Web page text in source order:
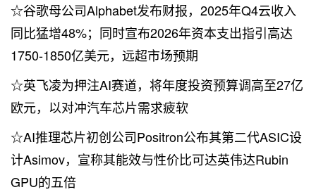
☆谷歌母公司Alphabet发布财报，2025年Q4云收入
同比猛增48%；同时宣布2026年资本支出指引高达
1750-1850亿美元，远超市场预期
☆英飞凌为押注AI赛道，将年度投资预算调高至27亿
欧元，以对冲汽车芯片需求疲软
☆AI推理芯片初创公司Positron公布其第二代ASIC设
计Asimov，宣称其能效与性价比可达英伟达Rubin
GPU的五倍